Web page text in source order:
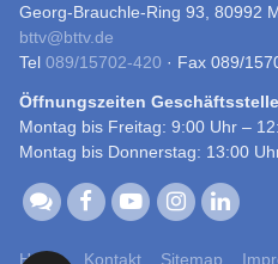
Georg-Brauchle-Ring 93, 80992
bttv@bttv.de
Tel 089/15702-420 · Fax 089/
Öffnungszeiten
Montag bis Freitag: 9:00 Uhr –
Montag bis Donnerstag: 13:00
Home Kontakt Sitemap